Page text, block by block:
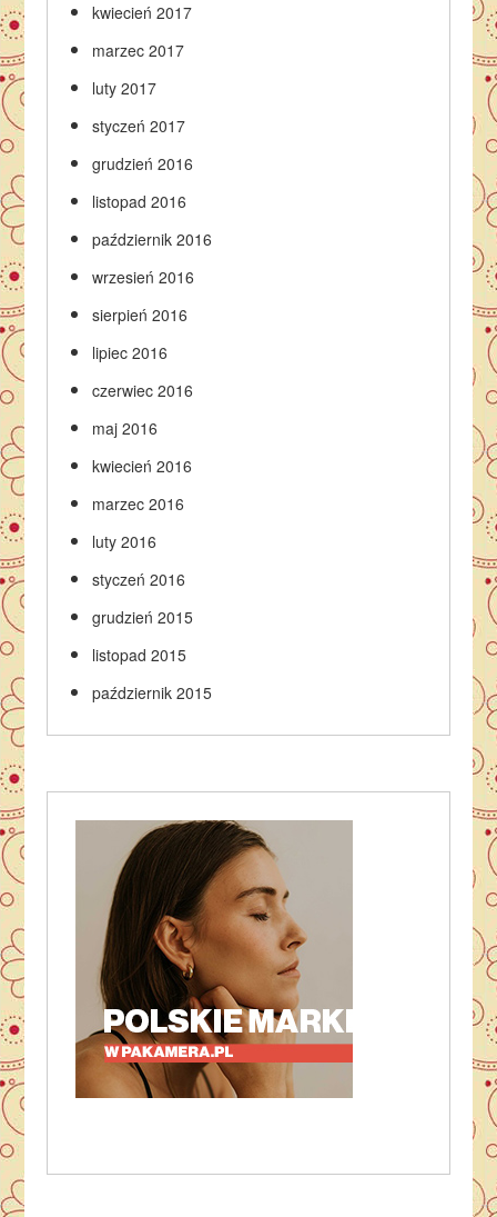
kwiecień 2017
marzec 2017
luty 2017
styczeń 2017
grudzień 2016
listopad 2016
październik 2016
wrzesień 2016
sierpień 2016
lipiec 2016
czerwiec 2016
maj 2016
kwiecień 2016
marzec 2016
luty 2016
styczeń 2016
grudzień 2015
listopad 2015
październik 2015